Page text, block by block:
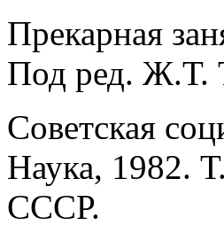
Прекарная
Под ред. Ж.Т.
Советская
Наука, 1982.
СССР.